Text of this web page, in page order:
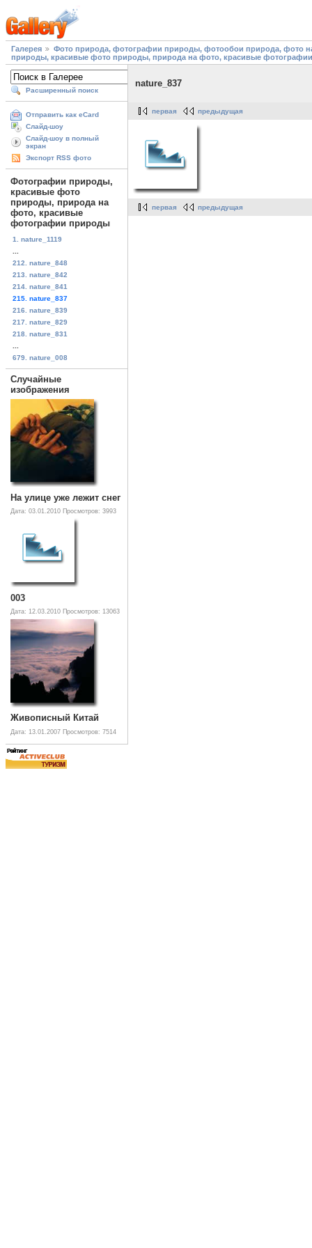
Галерея
Фото природа, фотографии природы, фотообои природа, фото
природы, красивые фото природы, природа на фото, красивые
Расширенный поиск
Отправить как eCard
Слайд-шоу
Слайд-шоу в полный
экран
Экспорт RSS фото
Фотографии природы,
красивые фото
природы, природа на
фото, красивые
фотографии природы
1. nature_1119
212. nature_848
213. nature_842
214. nature_841
215. nature_837
216. nature_839
217. nature_829
218. nature_831
679. nature_008
Случайные
изображения
На улице уже лежит снег
Дата: 03.01.2010 Просмотров: 3993
003
Дата: 12.03.2010 Просмотров: 13063
Живописный Китай
Дата: 13.01.2007 Просмотров: 7514
nature_837
первая предыдущая
первая предыдущая